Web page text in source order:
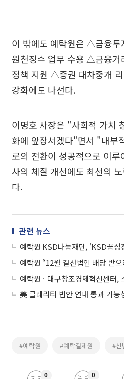
이 밖에도 예탁원은 △금융투
원천징수 업무 수용 △금융거
정책 지원 △증권 대차중개
강화에도 나선다.
이명호 사장은 "사회적 가치
화에 앞장서겠다"면서 "내부
로의 전환이 성공적으로 이
사의 체질 개선에도 최선의
다.
관련 뉴스
예탁원 KSD나눔재단, 'KSD꿈성
예탁원ㆍ대구창조경제혁신센터,
#예탁원 #예탁결제원 #신
0 0